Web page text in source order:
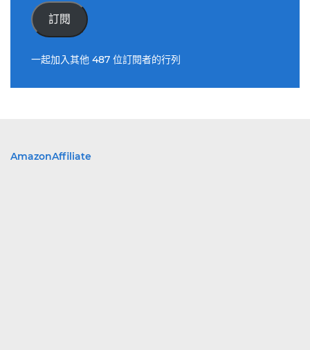
件
位
訂閱
一起加入其他 487 位訂閱者的行列
AmazonAffiliate